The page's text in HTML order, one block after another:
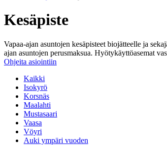
Kesäpiste
Vapaa-ajan asuntojen kesäpisteet biojätteelle ja
ajan asuntojen perusmaksua. Hyötykäyttöasemat
Ohjeita asiointiin
Kaikki
Isokyrö
Korsnäs
Maalahti
Mustasaari
Vaasa
Vöyri
Auki ympäri vuoden